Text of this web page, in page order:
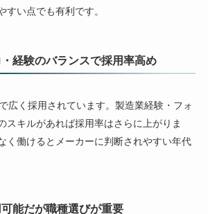
すい点でも有利です。
経験のバランスで採用率高め
広く採用されています。製造業経験・フォ
スキルがあれば採用率はさらに上がりま
く働けるとメーカーに判断されやすい年代
能だが職種選びが重要